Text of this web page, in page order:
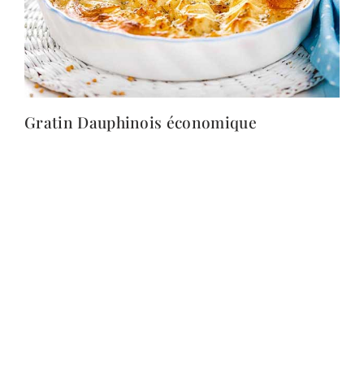
Gratin Dauphinois économique